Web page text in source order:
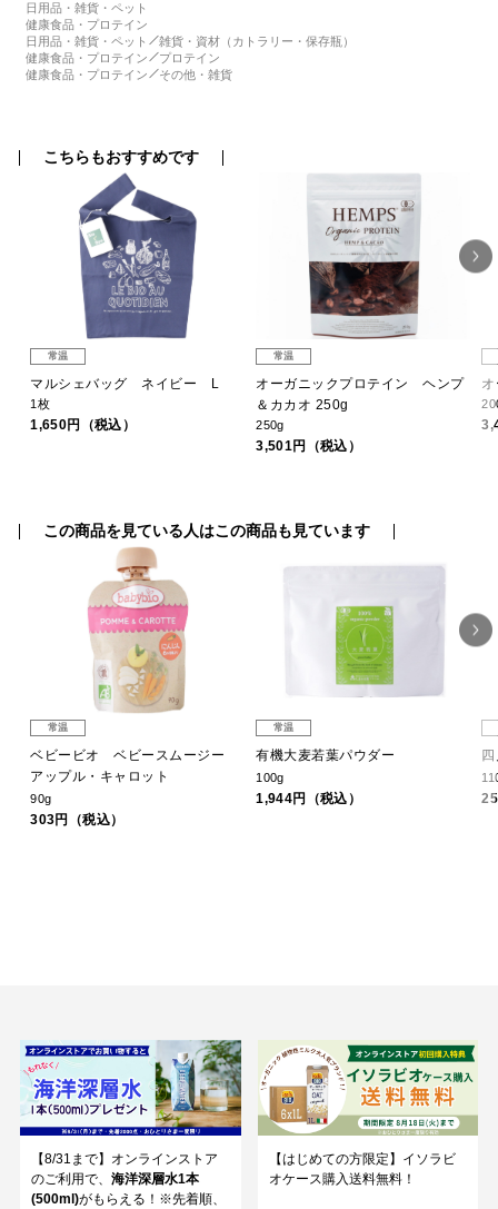
日用品・雑貨・ペット
健康食品・プロテイン
日用品・雑貨・ペット
雑貨・資材（カトラリー・保存瓶）
健康食品・プロテイン
プロテイン
健康食品・プロテイン
その他・雑貨
こちらもおすすめです
常温
マルシェバッグ ネイビー L
1枚
1,650円（税込）
常温
オーガニックプロテイン ヘンプ
＆カカオ 250g
250g
3,501円（税込）
この商品を見ている人はこの商品も見ています
常温
ベビービオ ベビースムージー
アップル・キャロット
90g
303円（税込）
常温
有機大麦若葉パウダー
100g
1,944円（税込）
【8/31まで】オンラインストア
のご利用で、 海洋深層水1本
(500ml)がもらえる！※先着順、
【はじめての方限定】イソラビ
オケース購入送料無料！